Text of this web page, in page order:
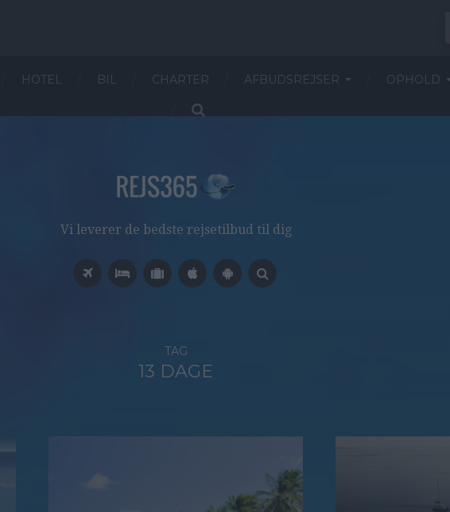
HOTEL BIL CHARTER AFBUDSREJSER OPHOLD
Vi leverer de bedste rejsetilbud til dig
TAG
13 DAGE